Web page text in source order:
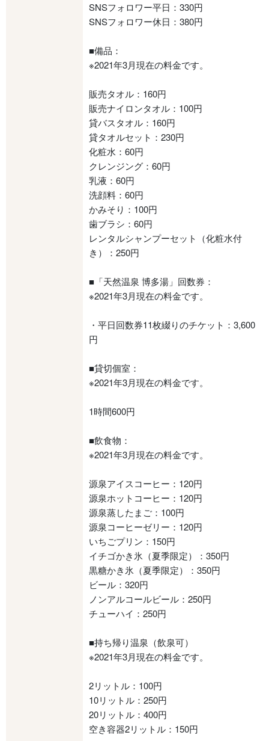
SNSフォロワー平日：330円
SNSフォロワー休日：380円
■備品：
※2021年3月現在の料金です。
販売タオル：160円
販売ナイロンタオル：100円
貸バスタオル：160円
貸タオルセット：230円
化粧水：60円
クレンジング：60円
乳液：60円
洗顔料：60円
かみそり：100円
歯ブラシ：60円
レンタルシャンプーセット（化粧水付
き）：250円
■「天然温泉 博多湯」回数券：
※2021年3月現在の料金です。
・平日回数券11枚綴りのチケット：3,600
円
■貸切個室：
※2021年3月現在の料金です。
1時間600円
■飲食物：
※2021年3月現在の料金です。
源泉アイスコーヒー：120円
源泉ホットコーヒー：120円
源泉蒸したまご：100円
源泉コーヒーゼリー：120円
いちごプリン：150円
イチゴかき氷（夏季限定）：350円
黒糖かき氷（夏季限定）：350円
ビール：320円
ノンアルコールビール：250円
チューハイ：250円
■持ち帰り温泉（飲泉可）
※2021年3月現在の料金です。
2リットル：100円
10リットル：250円
20リットル：400円
空き容器2リットル：150円